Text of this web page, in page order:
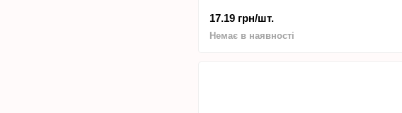
17.19 грн/шт.
Немає в наявності